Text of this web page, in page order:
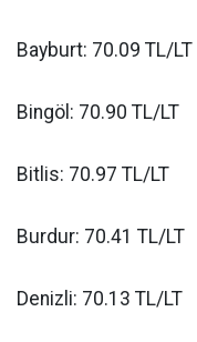
Bayburt: 70.09 TL/LT
Bingöl: 70.90 TL/LT
Bitlis: 70.97 TL/LT
Burdur: 70.41 TL/LT
Denizli: 70.13 TL/LT